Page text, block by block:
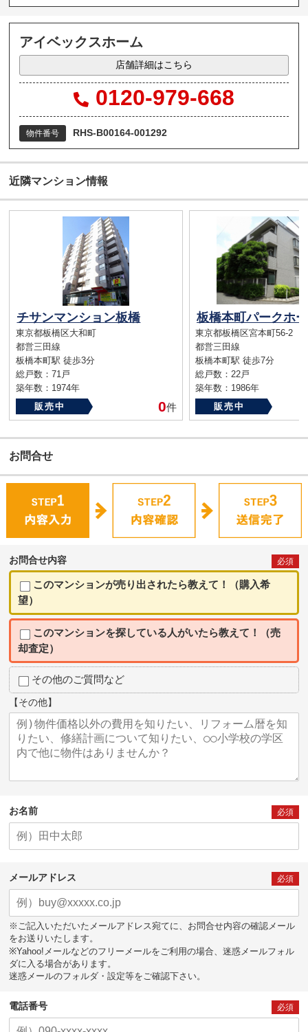
アイベックスホーム
店舗詳細はこちら
0120-979-668
物件番号 RHS-B00164-001292
近隣マンション情報
チサンマンション板橋
東京都板橋区大和町
都営三田線
板橋本町駅 徒歩3分
総戸数：71戸
築年数：1974年
販売中
0件
板橋本町パークホ
東京都板橋区宮本町56-2
都営三田線
板橋本町駅 徒歩7分
総戸数：22戸
築年数：1986年
販売中
お問合せ
お問合せ内容 必須
このマンションが売り出されたら教えて！（購入希
望）
このマンションを探している人がいたら教えて！（売
却査定）
その他のご質問など
【その他】
お名前 必須
メールアドレス 必須
※ご記入いただいたメールアドレス宛てに、お問合せ内容の確認メール
をお送りいたします。
※Yahoo!メールなどのフリーメールをご利用の場合、迷惑メールフォル
ダに入る場合があります。
迷惑メールのフォルダ・設定等をご確認下さい。
電話番号 必須